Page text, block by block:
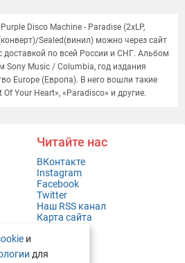
Disco Machine - Paradise (2xLP,
Sealed(винил) можно через сайт
доставкой по всей России и СНГ. Альбом
Sony Music / Columbia, год издания
Europe (Европа). В него вошли такие
Your Heart», «Paradisco» и другие.
Читайте нас
ВКонтакте
Instagram
Facebook
Twitter
Наш RSS канал
Карта сайта
и
для